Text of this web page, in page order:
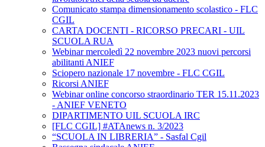
Comunicato stampa dimensionamento scolastico - FLC
CGIL
CARTA DOCENTI - RICORSO PRECARI - UIL
SCUOLA RUA
Webinar mercoledì 22 novembre 2023 nuovi percorsi
abilitanti ANIEF
Sciopero nazionale 17 novembre - FLC CGIL
Ricorsi ANIEF
Webinar online concorso straordinario TER 15.11.2023
- ANIEF VENETO
DIPARTIMENTO UIL SCUOLA IRC
[FLC CGIL] #ATAnews n. 3/2023
“SCUOLA IN LIBRERIA” - Sasfal Cgil